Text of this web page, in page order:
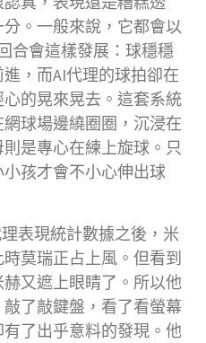
。一般來說，它都會以
合會這樣發展：球穩穩
，而AI代理的球拍卻在
的晃來晃去。這套系統
球場邊繞圈圈，沉浸在
是專心在練上旋球。只
孩才會不小心伸出球
表現統計數據之後，米
莫瑞正占上風。但看到
又遮上眼睛了。所以他
了敲鍵盤，看了看螢幕
了出乎意料的發現。他